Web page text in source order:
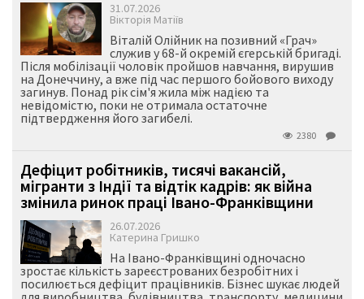
31.07.2026
Вікторія Матіїв
Віталій Олійник на позивний «Грач»
служив у 68-й окремій єгерській бригаді.
Після мобілізації чоловік пройшов навчання, вирушив
на Донеччину, а вже під час першого бойового виходу
загинув. Понад рік сім'я жила між надією та
невідомістю, поки не отримала остаточне
підтвердження його загибелі.
2380
Дефіцит робітників, тисячі вакансій,
мігранти з Індії та відтік кадрів: як війна
змінила ринок праці Івано-Франківщини
26.07.2026
Катерина Гришко
На Івано-Франківщині одночасно
зростає кількість зареєстрованих безробітних і
посилюється дефіцит працівників. Бізнес шукає людей